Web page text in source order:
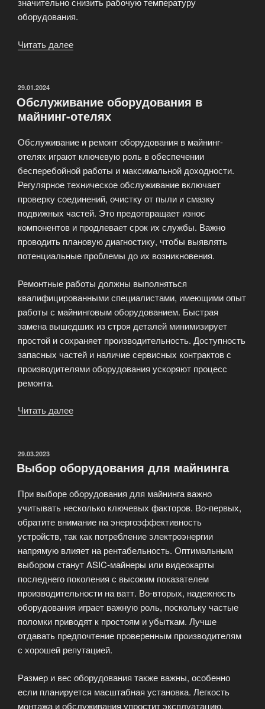
оборудования.
Читать далее
ОПУБЛИКОВАНО
29.01.2024
Обслуживание оборудования в
майнинг-отелях
Обслуживание и ремонт оборудования в майнинг-
отелях играют ключевую роль в обеспечении
бесперебойной работы и максимальной доходности.
Регулярное техническое обслуживание включает
проверку соединений, очистку от пыли и смазку
подвижных частей. Это предотвращает износ
компонентов и продлевает срок их службы. Важно
проводить плановую диагностику, чтобы выявлять
потенциальные проблемы до их возникновения.
Ремонтные работы должны выполняться
квалифицированными специалистами, имеющими опыт
работы с майнинговым оборудованием. Быстрая
замена вышедших из строя деталей минимизирует
простой и сохраняет производительность. Доступность
запасных частей и наличие сервисных контрактов с
производителями оборудования ускоряют процесс
ремонта.
Читать далее
отелях»
ОПУБЛИКОВАНО
29.03.2023
Выбор оборудования для майнинга
При выборе оборудования для майнинга важно
учитывать несколько ключевых факторов. Во-первых,
обратите внимание на энергоэффективность
устройств, так как потребление электроэнергии
напрямую влияет на рентабельность. Оптимальным
выбором станут ASIC-майнеры или видеокарты
последнего поколения с высоким показателем
производительности на ватт. Во-вторых, надежность
оборудования играет важную роль, поскольку частые
поломки приводят к простоям и убыткам. Лучше
отдавать предпочтение проверенным производителям
с хорошей репутацией.
Размер и вес оборудования также важны, особенно
если планируется масштабная установка. Легкость
монтажа и обслуживания упростит эксплуатацию.